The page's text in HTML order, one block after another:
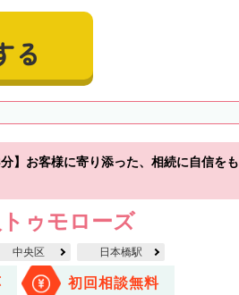
る
分】お客様に寄り添った、相続に自信をも
ゥモローズ
中央区 日本橋駅
初回相談無料